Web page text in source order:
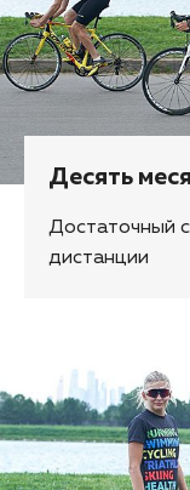
Десять
Достаточный
дистанции